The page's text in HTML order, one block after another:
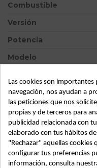
Combustible
Versión
Potencia
Modelo
Tipo vehículo
Almacén
SubAlmacén
SubSubAlmacén
ID: 813615
Las cookies son
navegación, nos ayudan a
las peticiones que nos
propias y de terceros para
publicidad relacionada con
elaborado con tus hábitos
"Rechazar" aquellas cookies
configurar tus preferencias
información, consulta